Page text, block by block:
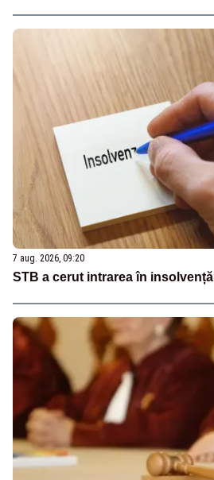
7 aug. 2026, 09:20
STB a cerut intrarea în insolvență